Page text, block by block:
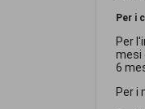
Per i
Per
mesi
6
Per i